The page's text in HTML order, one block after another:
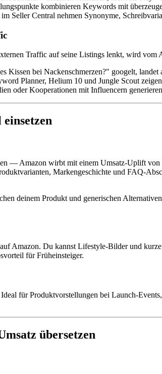
kombinieren Keywords mit
Seller Central nehmen Synonyme,
Traffic auf seine Listings lenkt, wird vom
Kissen bei Nackenschmerzen?" googelt,
Planner, Helium 10 und Jungle Scout
oder Kooperationen mit Influencern
— Amazon wirbt mit einem Umsatz-Uplift von
Markengeschichte und FAQ-
deinem Produkt und generischen
Amazon. Du kannst Lifestyle-Bilder und
für Früheinsteiger.
für Produktvorstellungen bei Launch-
übersetzen